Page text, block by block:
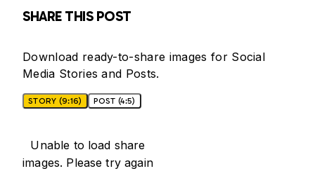
SHARE THIS POST
Download ready-to-share images for Social
Media Stories and Posts.
STORY (9:16) POST (4:5)
Unable to load share
images. Please try again